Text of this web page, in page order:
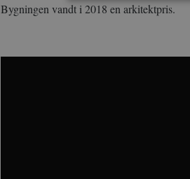
Bygningen vandt i 2018 en arkitektpris.